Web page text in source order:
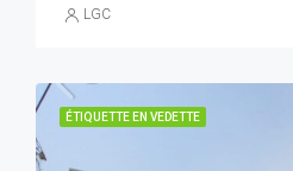
LGC
ÉTIQUETTE EN VEDETTE